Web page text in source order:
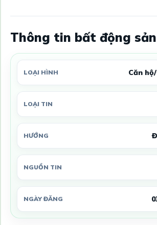
Thông tin bất động sản
LOẠI HÌNH Căn
LOẠI TIN
HƯỚNG
NGUỒN TIN
NGÀY ĐĂNG